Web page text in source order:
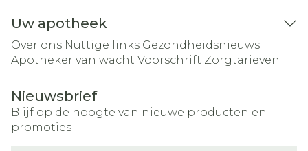
Uw apotheek
Over ons Nuttige links Gezondheidsnieuws
Apotheker van wacht Voorschrift Zorgtarieven
Nieuwsbrief
Blijf op de hoogte van nieuwe producten en
promoties